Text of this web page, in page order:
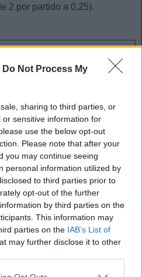
Do Not Process My
sharing to third parties, or
sensitive information for
use the below opt-out
Please note that after your
you may continue seeing
personal information utilized by
to third parties prior to
opt-out of the further
by third parties on the
This information may
parties on the IAB’s List of
may further disclose it to other
app uses one or more Google
2 por partido a 0,25).
goleadores y dos asistentes
para las próximas
de Comunio.
1.130.000, 36 puntos)
8 de los últimos 10
total de 36 puntos. Los 10
gol) y dos 6 en las fechas 23
en ese tramo de
ser el cuarto jugador con más
18.